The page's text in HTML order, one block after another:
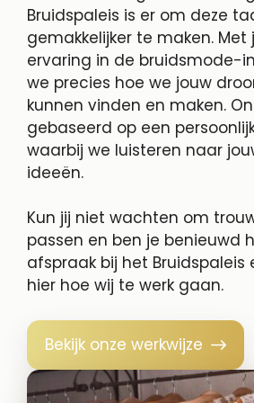
Bruidspaleis is er om deze
gemakkelijker te maken.
ervaring in de bruidsmode-
we precies hoe we jouw
kunnen vinden en maken.
gebaseerd op een
waarbij we luisteren naar
ideeën.
Kun jij niet wachten om
passen en ben je benieuwd
afspraak bij het Bruidspaleis
hier hoe wij te werk gaan.
Bekijk onze werkwijze